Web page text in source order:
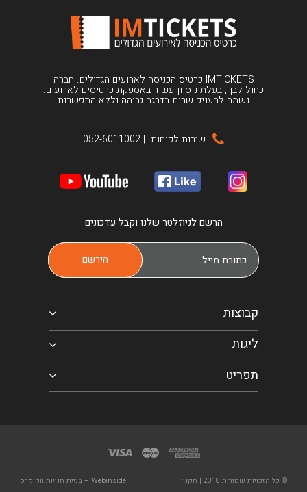
IMTICKETS כרטיס הכניסה לארועים הגדולים. חברה
כחול לבן , בעלת ניסיון עשיר באספקת כרטיסים לארועים.
נשמח להעניק שרות בדרגה גבוהה וללא התפשרות
שירות לקוחות |
052-6011002
הרשם לניוזלטר שלנו וקבל עדכונים
קבוצות
ליגות
תפריט
© כל הזכויות שמורות 2018 | תקנון Webinside – בניית חנויות ווקומרס